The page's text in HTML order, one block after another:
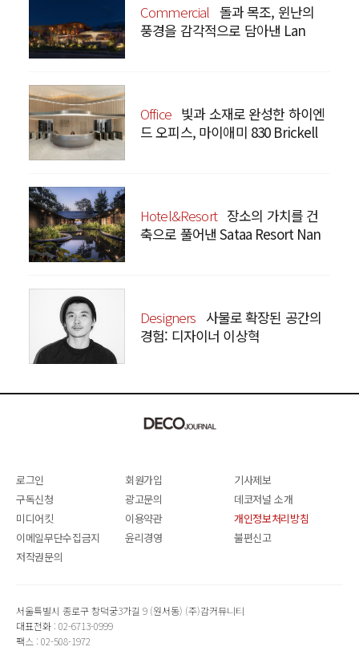
Commercial 돌과 목조, 윈난의
풍경을 감각적으로 담아낸 Lan
Office 빛과 소재로 완성한 하이엔
드 오피스, 마이애미 830 Brickell
Hotel&Resort 장소의 가치를 건
축으로 풀어낸 Sataa Resort Nan
Designers 사물로 확장된 공간의
경험: 디자이너 이상혁
로그인 회원가입
기사제보
구독신청
광고문의
데코저널 소개
미디어킷
이용약관
개인정보처리방침
이메일무단수집금지
윤리경영
불편신고
저작권문의
서울특별시 종로구 창덕궁3가길 9 (원서동) (주)감커뮤니티
대표전화 : 02-6713-0999
팩스 : 02-508-1972